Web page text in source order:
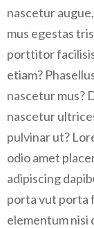
nascetur
mus egestas
porttitor
etiam?
nascetur mus?
nascetur
pulvinar ut?
odio amet
adipiscing
porta vut porta
elementum nisi